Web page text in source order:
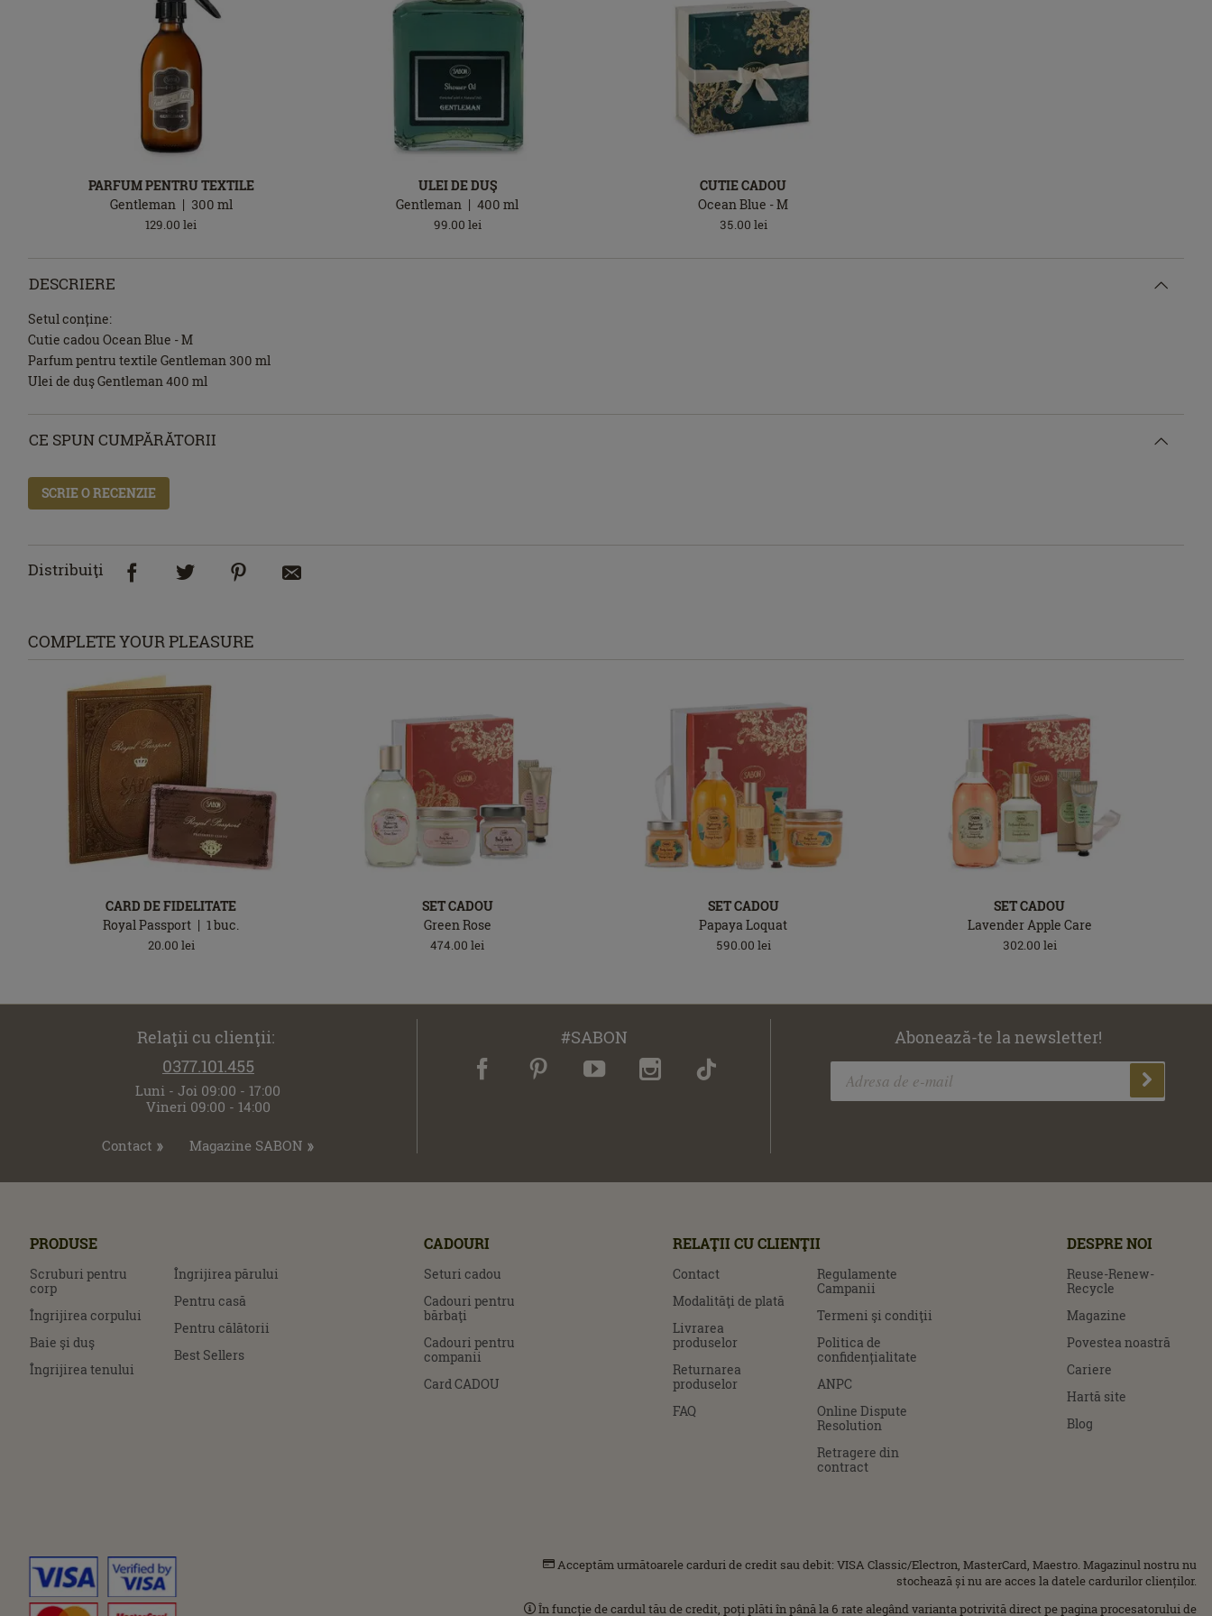
PARFUM PENTRU TEXTILE
Gentleman
300 ml
129.00 lei
ULEI DE DUŞ
Gentleman
400ml
99.00 lei
CUTIE CADOU
Ocean Blue - M
35.00 lei
DESCRIERE
Setul conține:
Cutie cadou Ocean Blue - M
Parfum pentru textile Gentleman 300 ml
Ulei de duş Gentleman 400 ml
CE SPUN CUMPĂRĂTORII
SCRIE O RECENZIE
Distribuiţi
COMPLETE YOUR PLEASURE
CARD DE FIDELITATE
Royal Passport
1buc.
20.00 lei
SET CADOU
Green Rose
474.00 lei
SET CADOU
Papaya Loquat
590.00 lei
SET CADOU
Lavender Apple Care
302.00 lei
Abonează-te la newsletter!
Relaţii cu clienţii:
0377.101.455
Luni - Joi 09:00 - 17:00
Vineri 09:00 - 14:00
Contact Magazine SABON
#SABON
PRODUSE
Scruburi pentru
corp
Îngrijirea corpului
Baie şi duş
Îngrijirea tenului
Îngrijirea părului
Pentru casă
Pentru călătorii
Best Sellers
CADOURI
Seturi cadou
Cadouri pentru
bărbaţi
Cadouri pentru
companii
Card CADOU
RELAŢII CU CLIENŢII
Contact
Modalităţi de plată
Livrarea
produselor
Returnarea
produselor
FAQ
Regulamente
Campanii
Termeni şi condiţii
Politica de
confidențialitate
ANPC
Online Dispute
Resolution
Retragere din
contract
DESPRE NOI
Reuse-Renew-
Recycle
Magazine
Povestea noastră
Cariere
Hartă site
Blog
Acceptăm următoarele carduri de credit sau debit: VISA Classic/Electron, MasterCard, Maestro. Magazinul nostru nu
stochează și nu are acces la datele cardurilor clienților.
În funcție de cardul tău de credit, poți plăti în până la 6 rate alegând varianta potrivită direct pe pagina procesatorului de